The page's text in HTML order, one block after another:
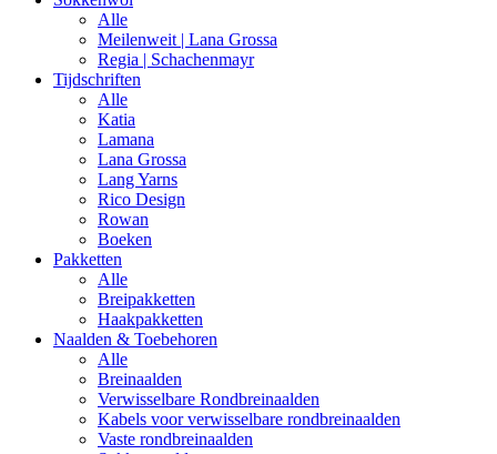
Alle
Meilenweit | Lana Grossa
Regia | Schachenmayr
Tijdschriften
Alle
Katia
Lamana
Lana Grossa
Lang Yarns
Rico Design
Rowan
Boeken
Pakketten
Alle
Breipakketten
Haakpakketten
Naalden & Toebehoren
Alle
Breinaalden
Verwisselbare Rondbreinaalden
Kabels voor verwisselbare rondbreinaalden
Vaste rondbreinaalden